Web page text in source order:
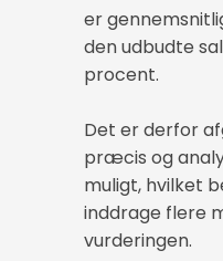
er
den udbudte
procent.
Det er derfor
præcis og
muligt, hvilket
inddrage flere
vurderingen.